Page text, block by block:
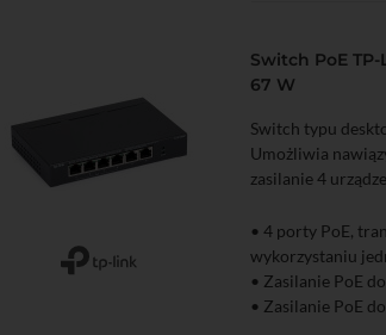
Do koszyka
Switch PoE TP-
67 W
Switch typu
Umożliwia
zasilanie 4
• 4 porty PoE,
wykorzystaniu
• Zasilanie PoE
• Zasilanie PoE